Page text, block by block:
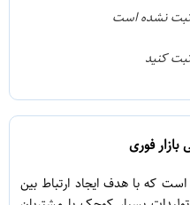
1ثبت نشده است
کنید
بازار فوری
است که با هدف ایجاد ارتباط بین